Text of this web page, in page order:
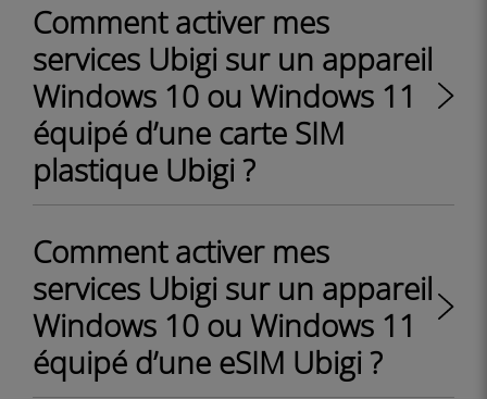
Comment activer mes
services Ubigi sur un appareil
Windows 10 ou Windows 11
équipé d’une carte SIM
plastique Ubigi ?
Comment activer mes
services Ubigi sur un appareil
Windows 10 ou Windows 11
équipé d’une eSIM Ubigi ?